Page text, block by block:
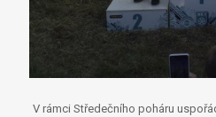
V rámci Středečního poháru